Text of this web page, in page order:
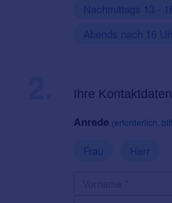
Nachmittags 13 -
Abends nach 16
Ihre Kontaktdaten
Anrede (erforderlich,
Frau Herr